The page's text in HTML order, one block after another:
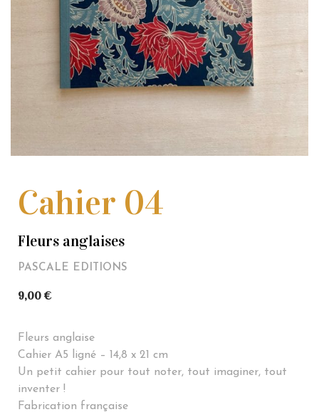
Cahier 04
Fleurs anglaises
PASCALE EDITIONS
9,00 €
Fleurs anglaise
Cahier A5 ligné – 14,8 x 21 cm
Un petit cahier pour tout noter, tout imaginer, tout
inventer !
Fabrication française